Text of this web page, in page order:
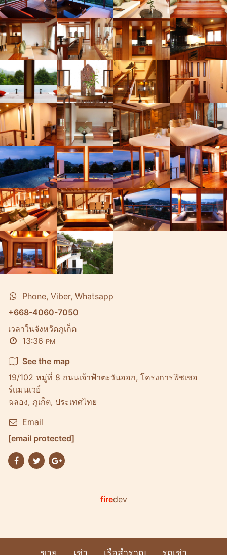
Phone, Viber, Whatsapp
+668-4060-7050
เวลาในจังหวัดภูเก็ต
13:36 PM
See the map
19/102 หมู่ที่ 8 ถนนเจ้าฟ้าตะวันออก, โครงการฟิชเชอ
ร์เเมนเวย์
ฉลอง, ภูเก็ต, ประเทศไทย
Email
[email protected]
firedev
ขาย เช่า เรือสำราญ รถเช่า